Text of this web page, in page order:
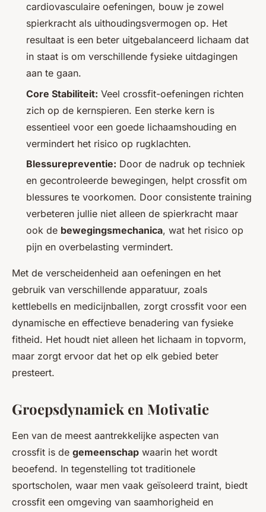
cardiovasculaire oefeningen, bouw je zowel
spierkracht als uithoudingsvermogen op. Het
resultaat is een beter uitgebalanceerd lichaam dat
in staat is om verschillende fysieke uitdagingen
aan te gaan.
Core Stabiliteit: Veel crossfit-oefeningen richten
zich op de kernspieren. Een sterke kern is
essentieel voor een goede lichaamshouding en
vermindert het risico op rugklachten.
Blessurepreventie: Door de nadruk op techniek
en gecontroleerde bewegingen, helpt crossfit om
blessures te voorkomen. Door consistente training
verbeteren jullie niet alleen de spierkracht maar
ook de bewegingsmechanica, wat het risico op
pijn en overbelasting vermindert.
Met de verscheidenheid aan oefeningen en het
gebruik van verschillende apparatuur, zoals
kettlebells en medicijnballen, zorgt crossfit voor een
dynamische en effectieve benadering van fysieke
fitheid. Het houdt niet alleen het lichaam in topvorm,
maar zorgt ervoor dat het op elk gebied beter
presteert.
Groepsdynamiek en Motivatie
Een van de meest aantrekkelijke aspecten van
crossfit is de gemeenschap waarin het wordt
beoefend. In tegenstelling tot traditionele
sportscholen, waar men vaak geïsoleerd traint, biedt
crossfit een omgeving van saamhorigheid en